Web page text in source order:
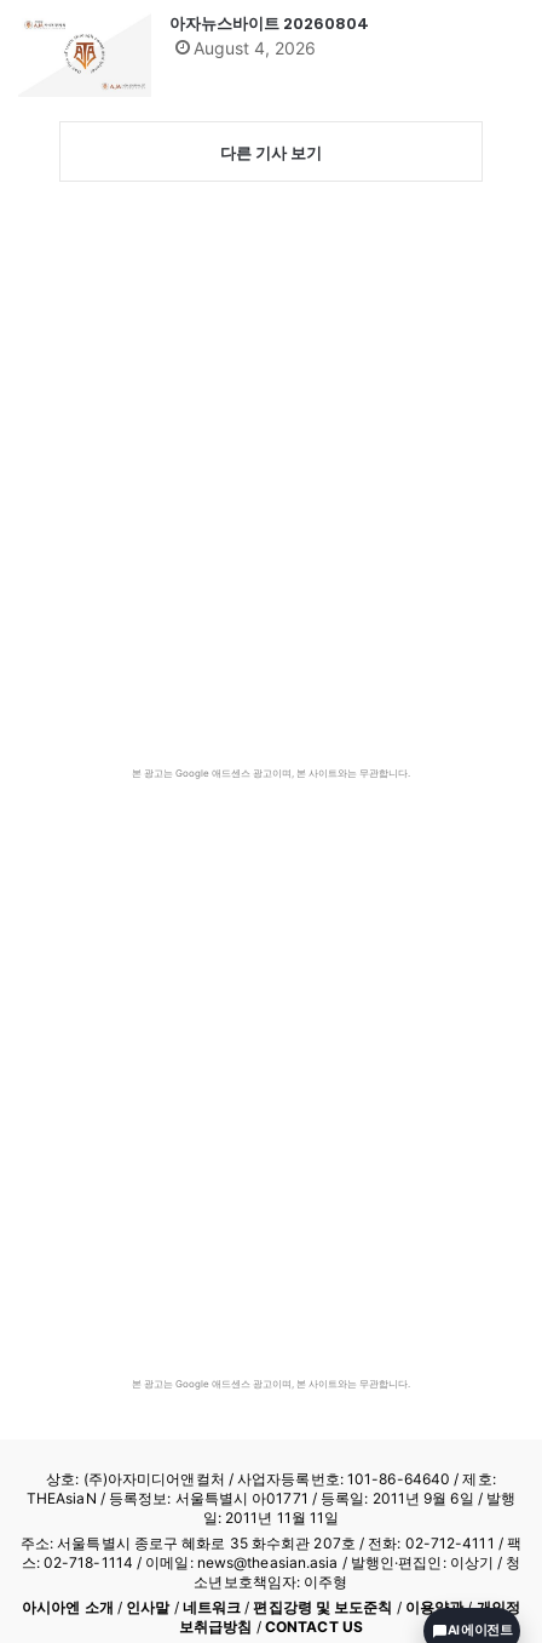
아자뉴스바이트 20260804
August 4, 2026
다른 기사 보기
본 광고는 Google 애드센스 광고이며, 본 사이트와는 무관합니다.
본 광고는 Google 애드센스 광고이며, 본 사이트와는 무관합니다.
상호: (주)아자미디어앤컬처 /사업자등록번호: 101-86-64640 / 제호:
THEAsiaN / 등록정보: 서울특별시 아01771 / 등록일: 2011년 9월 6일 / 발행
일: 2011년 11월 11일
주소: 서울특별시 종로구 혜화로 35 화수회관 207호 / 전화: 02-712-4111 / 팩
스: 02-718-1114 / 이메일: news@theasian.asia / 발행인·편집인: 이상기 / 청
소년보호책임자: 이주형
아시아엔 소개 / 인사말/ 네트워크 /편집강령 및 보도준칙 / 이용약관/개인정
보취급방침 / CONTACT US AI 에이전트